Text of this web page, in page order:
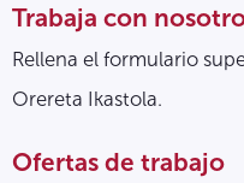
Trabaja con
Rellena el formulario
Orereta Ikastola.
Ofertas de trabajo